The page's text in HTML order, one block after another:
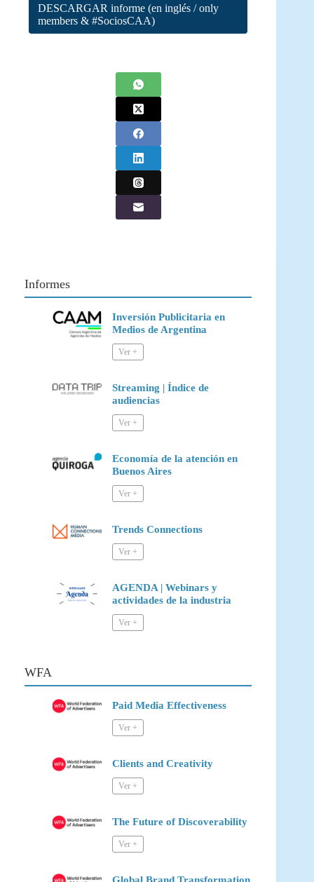
DESCARGAR informe (en inglés / only
members & #SociosCAA)
Informes
Inversión Publicitaria en
Medios de Argentina
Streaming | Índice de
audiencias
Economía de la atención en
Buenos Aires
Trends Connections
AGENDA | Webinars y
actividades de la industria
WFA
Paid Media Effectiveness
Clients and Creativity
The Future of Discoverability